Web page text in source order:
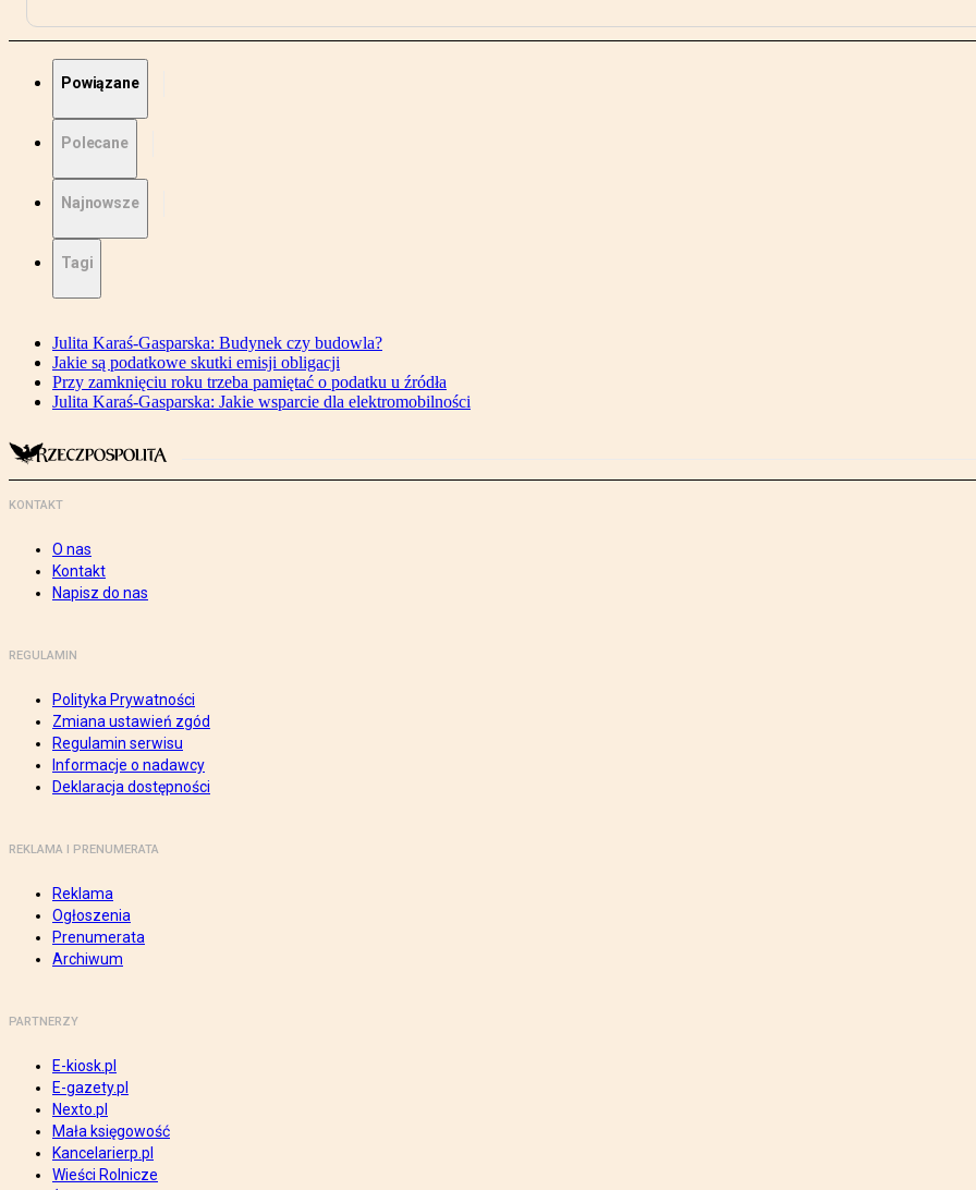
Powiązane
Polecane
Najnowsze
Tagi
Julita Karaś-Gasparska: Budynek czy budowla?
Jakie są podatkowe skutki emisji obligacji
Przy zamknięciu roku trzeba pamiętać o podatku u źródła
Julita Karaś-Gasparska: Jakie wsparcie dla elektromobilności
KONTAKT
O nas
Kontakt
Napisz do nas
REGULAMIN
Polityka Prywatności
Zmiana ustawień zgód
Regulamin serwisu
Informacje o nadawcy
Deklaracja dostępności
REKLAMA I PRENUMERATA
Reklama
Ogłoszenia
Prenumerata
Archiwum
PARTNERZY
E-kiosk.pl
E-gazety.pl
Nexto.pl
Mała księgowość
Kancelarierp.pl
Wieści Rolnicze